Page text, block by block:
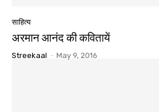
साहित्य
अरमान आनंद की कवितायें
Streekaal - May 9, 2016